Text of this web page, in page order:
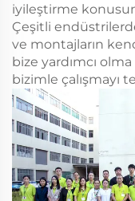
iyileştirme
Çeşitli
ve montajların
bize yardımcı
bizimle çalışmayı